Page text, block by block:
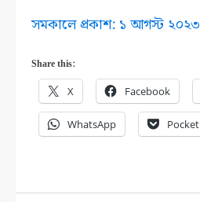
সমকালে প্রকাশ: ১ আগস্ট ২০২৩
Share this:
X Facebook
WhatsApp Pocket